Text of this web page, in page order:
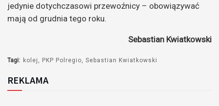
jedynie dotychczasowi przewoźnicy – obowiązywać
mają od grudnia tego roku.
Sebastian Kwiatkowski
Tagi: kolej PKP Polregio Sebastian Kwiatkowski
REKLAMA